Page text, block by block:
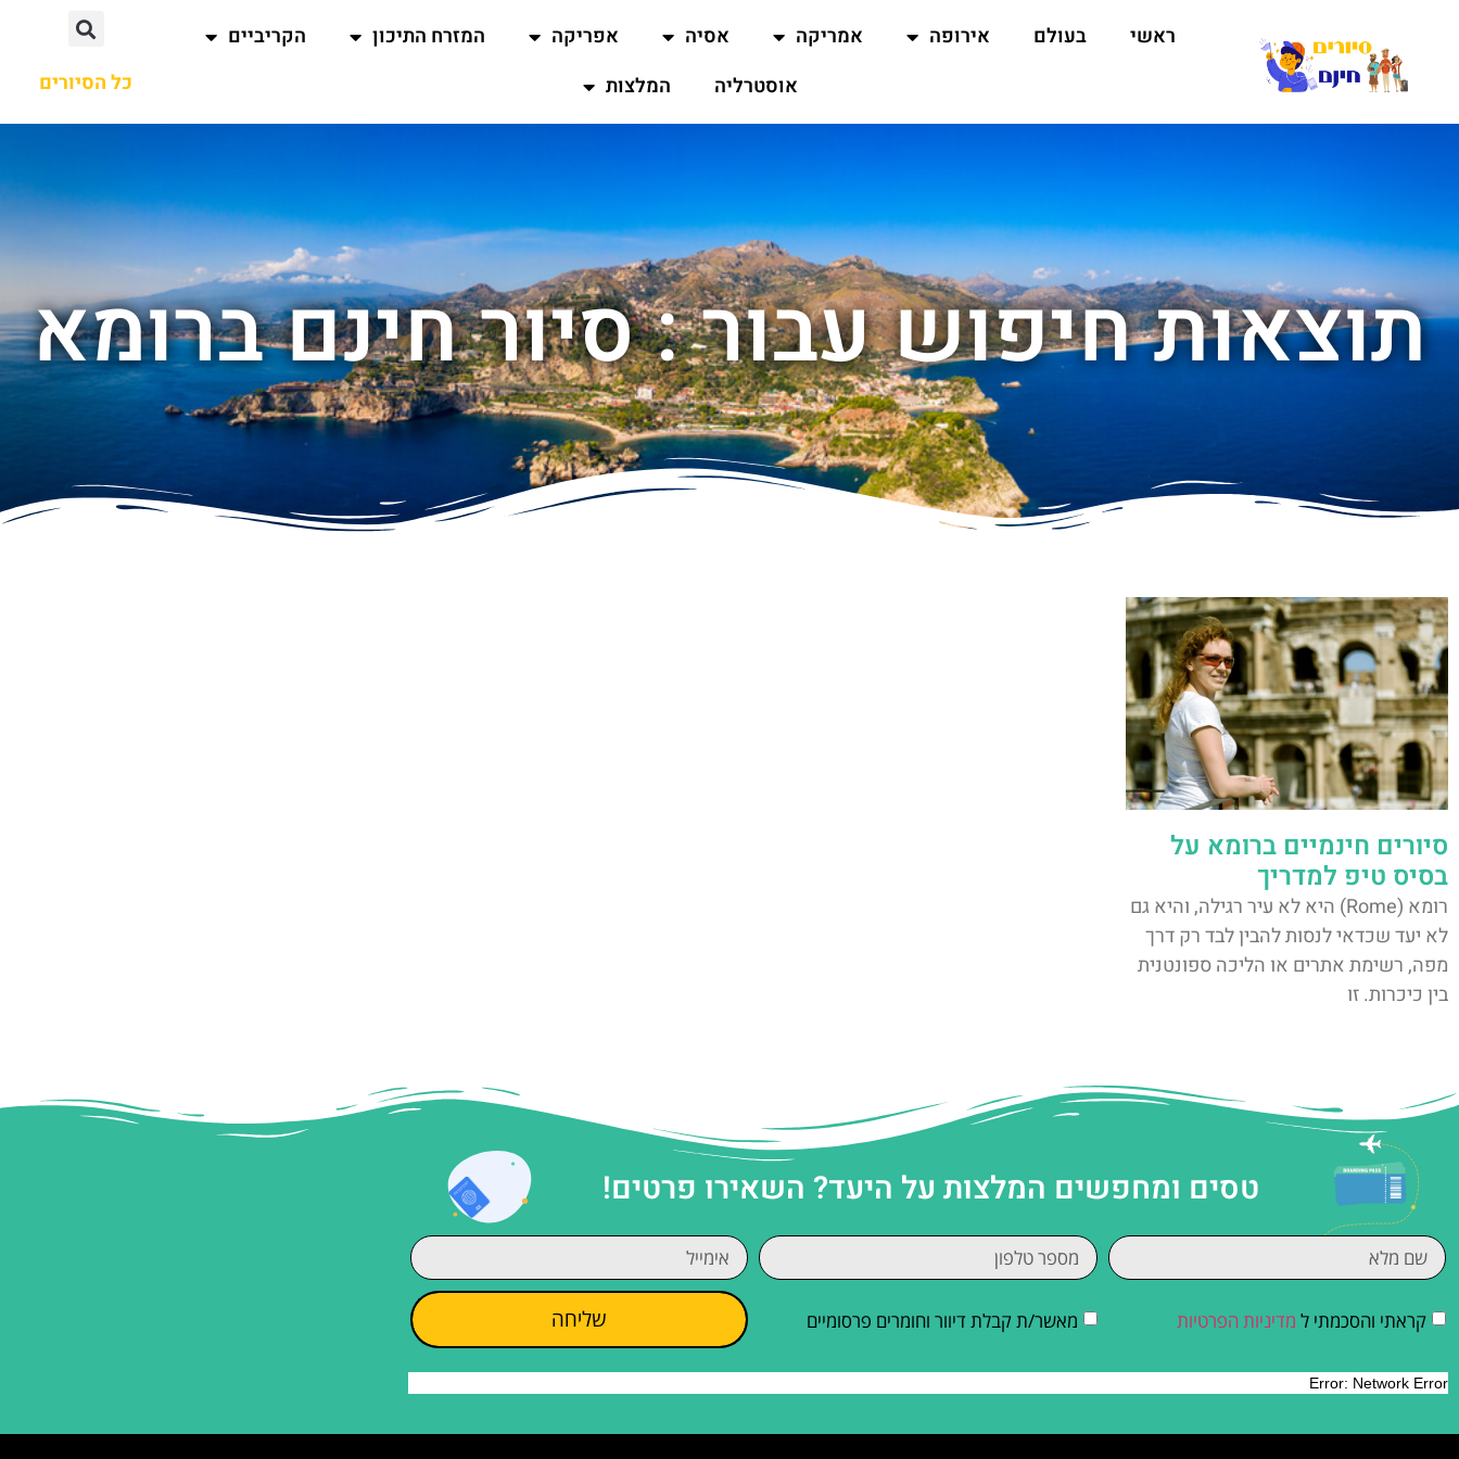
ראשי בעולם אירופה אמריקה אסיה אפריקה המזרח התיכון
הקריביים
אוסטרליה
המלצות כל הסיורים
תוצאות חיפוש עבור : סיור חינם ברומא
סיורים חינמיים ברומא על
בסיס טיפ למדריך
רומא (Rome) היא לא עיר רגילה, והיא גם
לא יעד שכדאי לנסות להבין לבד רק דרך
מפה, רשימת אתרים או הליכה ספונטנית
בין כיכרות. זו
טסים ומחפשים המלצות על היעד? השאירו פרטים!
קראתי והסכמתי ל מדיניות הפרטיות מאשר/ת קבלת דיוור וחומרים פרסומיים שליחה